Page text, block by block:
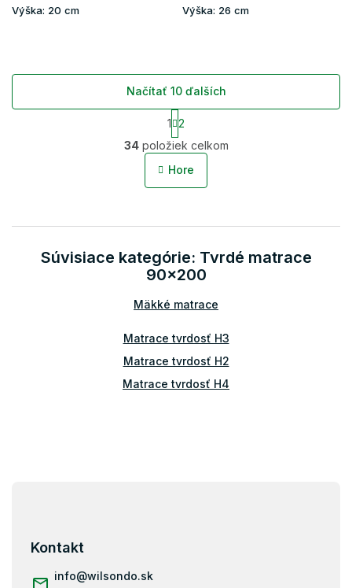
Výška: 20 cm Výška: 26 cm
O
v
l
c
e
p
v
v
ý
i
Načítať 10 ďalších
S
t
r
á
n
e
1 2
34položiek celkom
Hore
Súvisiace kategórie: Tvrdé matrace
90x200
Mäkké matrace
Matrace tvrdosť H3
Matrace tvrdosť H2
Matrace tvrdosť H4
Kontakt
info@wilsondo.sk